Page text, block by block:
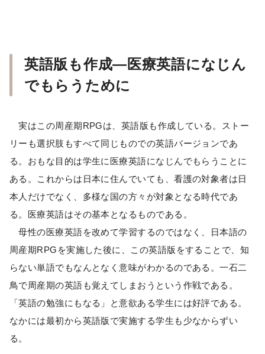
英語版も作成―医療英語になじん
でもらうために
実はこの周産期RPGは、英語版も作成している。ストー
リーも選択肢もすべて同じものでの英語バージョンであ
る。おもな目的は学生に医療英語になじんでもらうことに
ある。これからは日本に住んでいても、看護の対象者は日
本人だけでなく、多様な国の方々が対象となる時代であ
る。医療英語はその基本となるものである。
母性の医療英語を改めて学習するのではなく、日本語の
周産期RPGを実施した後に、この英語版をすることで、知
らない単語でもなんとなく意味がわかるのである。一石二
鳥で周産期の英語も覚えてしまおうという作戦である。
「英語の勉強にもなる」と意欲ある学生には好評である。
なかには最初から英語版で実施する学生も少なからずい
る。